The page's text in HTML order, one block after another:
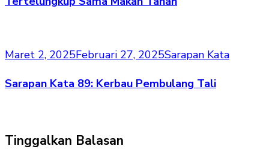
Maret 2, 2025Februari 27, 2025Sarapan Kata
Sarapan Kata 89: Kerbau Pembulang Tali
Tinggalkan Balasan